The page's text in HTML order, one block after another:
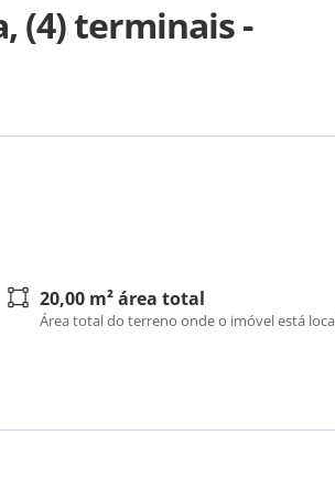
(4) terminais -
20,00 m² área total
Área total do terreno onde o imóvel está